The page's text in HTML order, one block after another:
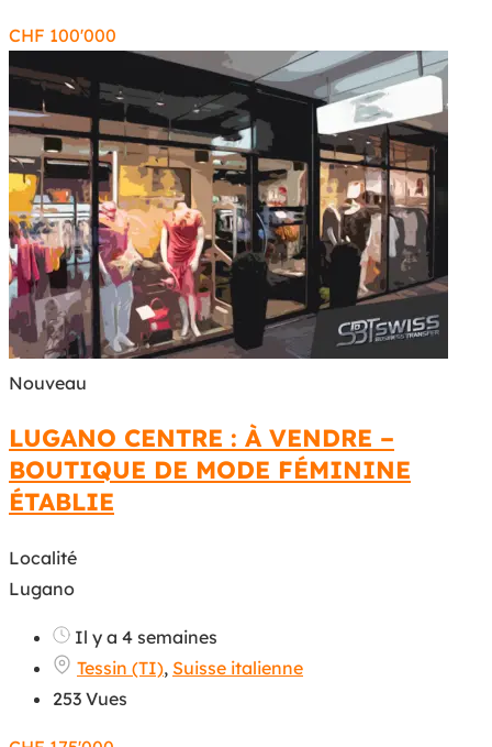
CHF 100'000
Nouveau
LUGANO CENTRE : À VENDRE –
BOUTIQUE DE MODE FÉMININE
ÉTABLIE
Localité
Lugano
Il y a 4 semaines
Tessin (TI), Suisse italienne
253 Vues